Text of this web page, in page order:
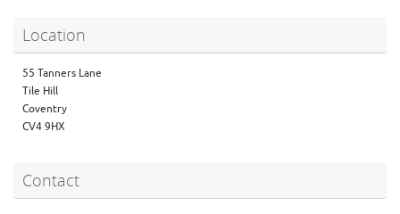
Location
55 Tanners Lane
Tile Hill
Coventry
CV4 9HX
Contact